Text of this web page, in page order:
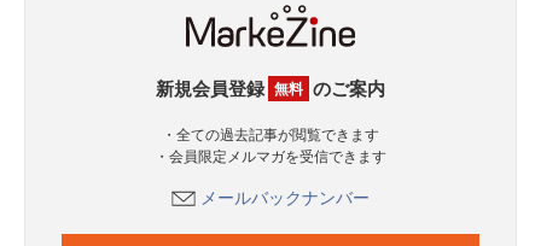
新規会員登録 無料 のご案内
・全ての過去記事が閲覧できます
・会員限定メルマガを受信できます
メールバックナンバー